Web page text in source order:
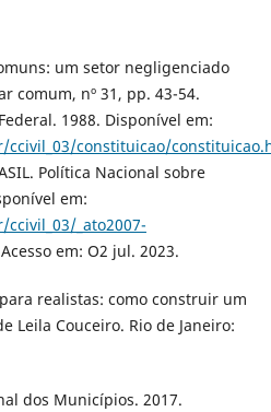
um setor negligenciado
comum, nº 31, pp. 43-54.
1988. Disponível em:
constituicao/
Política Nacional sobre
em:
_ato2007-
em: O2 jul. 2023.
realistas: como construir um
Leila Couceiro. Rio de Janeiro:
dos Municípios. 2017.